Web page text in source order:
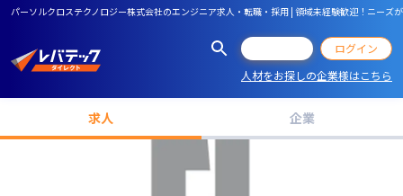
パーソルクロステクノロジー株式会社のエンジニア求人・転職・採用 | 領域未経験歓迎！ニー
ログイン
人材をお探しの企業様はこちら
求人 企業